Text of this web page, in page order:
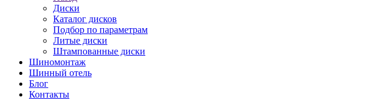
Диски
Каталог дисков
Подбор по параметрам
Литые диски
Штампованные диски
Шиномонтаж
Шинный отель
Блог
Контакты